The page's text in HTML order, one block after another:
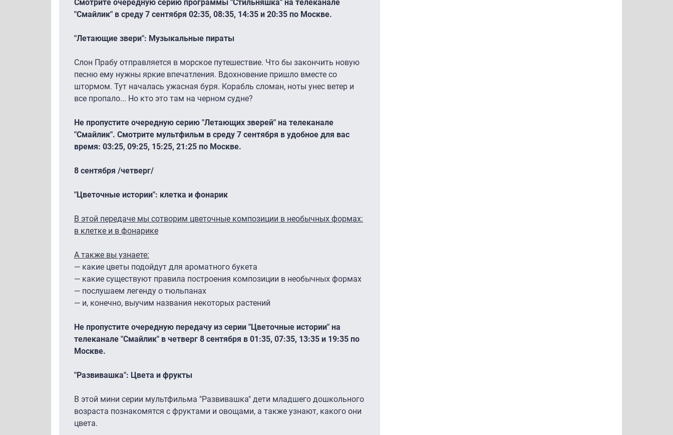
Смотрите очередную серию программы "Стильняшка" на телеканале
"Смайлик" в среду 7 сентября 02:35, 08:35, 14:35 и 20:35 по Москве.
"Летающие звери": Музыкальные пираты
Слон Прабу отправляется в морское путешествие. Что бы закончить новую
песню ему нужны яркие впечатления. Вдохновение пришло вместе со
штормом. Тут началась ужасная буря. Корабль сломан, ноты унес ветер и
все пропало... Но кто это там на черном судне?
Не пропустите очередную серию "Летающих зверей" на телеканале
"Смайлик". Смотрите мультфильм в среду 7 сентября в удобное для вас
время: 03:25, 09:25, 15:25, 21:25 по Москве.
8 сентября /четверг/
"Цветочные истории": клетка и фонарик
В этой передаче мы сотворим цветочные композиции в необычных формах:
в клетке и в фонарике
А также вы узнаете:
— какие цветы подойдут для ароматного букета
— какие существуют правила построения композиции в необычных формах
— послушаем легенду о тюльпанах
— и, конечно, выучим названия некоторых растений
Не пропустите очередную передачу из серии "Цветочные истории" на
телеканале "Смайлик" в четверг 8 сентября в 01:35, 07:35, 13:35 и 19:35 по
Москве.
"Развивашка": Цвета и фрукты
В этой мини серии мультфильма "Развивашка" дети младшего дошкольного
возраста познакомятся с фруктами и овощами, а также узнают, какого они
цвета.